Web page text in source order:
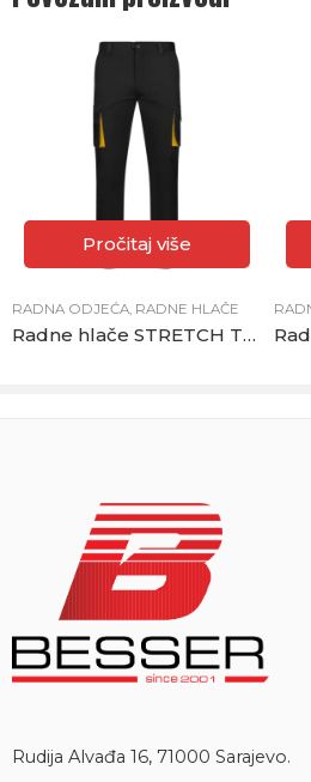
Pročitaj više
RADNA ODJEĆA, RADNE HLAČE
Radne hlače STRETCH TWO- TONE crno-žute
Rudija Alvađa 16, 71000 Sarajevo.